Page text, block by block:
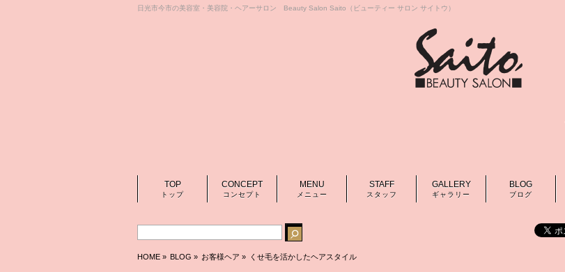
日光市今市の美容室・美容院・ヘアーサロン Beauty Salon Saito（ビューティー サロン サイトウ）
TOP
トップ
CONCEPT
コンセプト
MENU
メニュー
STAFF
スタッフ
GALLERY
ギャラリー
BLOG
ブログ
HOME » BLOG » お客様ヘア » くせ毛を活かしたヘアスタイル